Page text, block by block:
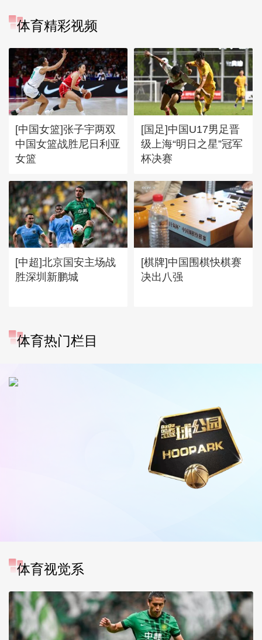
体育精彩视频
[中国女篮]张子宇两双
中国女篮战胜尼日利亚
女篮
[国足]中国U17男足晋
级上海“明日之星”冠军
杯决赛
[中超]北京国安主场战
胜深圳新鹏城
[棋牌]中国围棋快棋赛
决出八强
体育热门栏目
体育视觉系